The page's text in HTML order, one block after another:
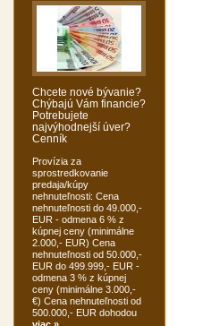
Chcete nové bývanie?
Chýbajú Vám financie?
Potrebujete
najvýhodnejší úver?
Cenník
Provízia za
sprostredkovanie
predaja/kúpy
nehnuteľnosti: Cena
nehnuteľnosti do 49.000,-
EUR - odmena 6 % z
kúpnej ceny (minimálne
2.000,- EUR) Cena
nehnuteľnosti od 50.000,-
EUR do 499.999,- EUR -
odmena 3 % z kúpnej
ceny (minimálne 3.000,-
€) Cena nehnuteľnosti od
500.000,- EUR dohodou